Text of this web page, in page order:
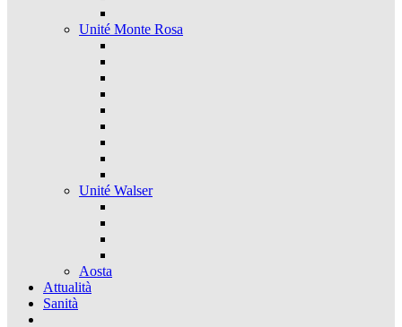
Unité Monte Rosa
Unité Walser
Aosta
Attualità
Sanità